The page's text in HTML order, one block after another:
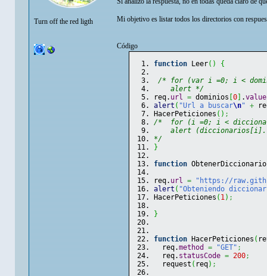
Turn off the red ligth Mi objetivo es listar todos los directorios con
Código
function Leer( )
{
/* for (var i =0; i <
alert */
req. url = dominios 0] .value
alert ( "Url a buscar\n" +
HacerPeticiones ( ) ;
/*  for (i =0; i <
alert
*/
}
function ObtenerDiccionario
req. url =
"https://
alert ( "Obteniendo
HacerPeticiones ( 1) ;
}
function HacerPeticiones (
req.method = "GET" ;
req. statusCode = 200;
request ( req) ;